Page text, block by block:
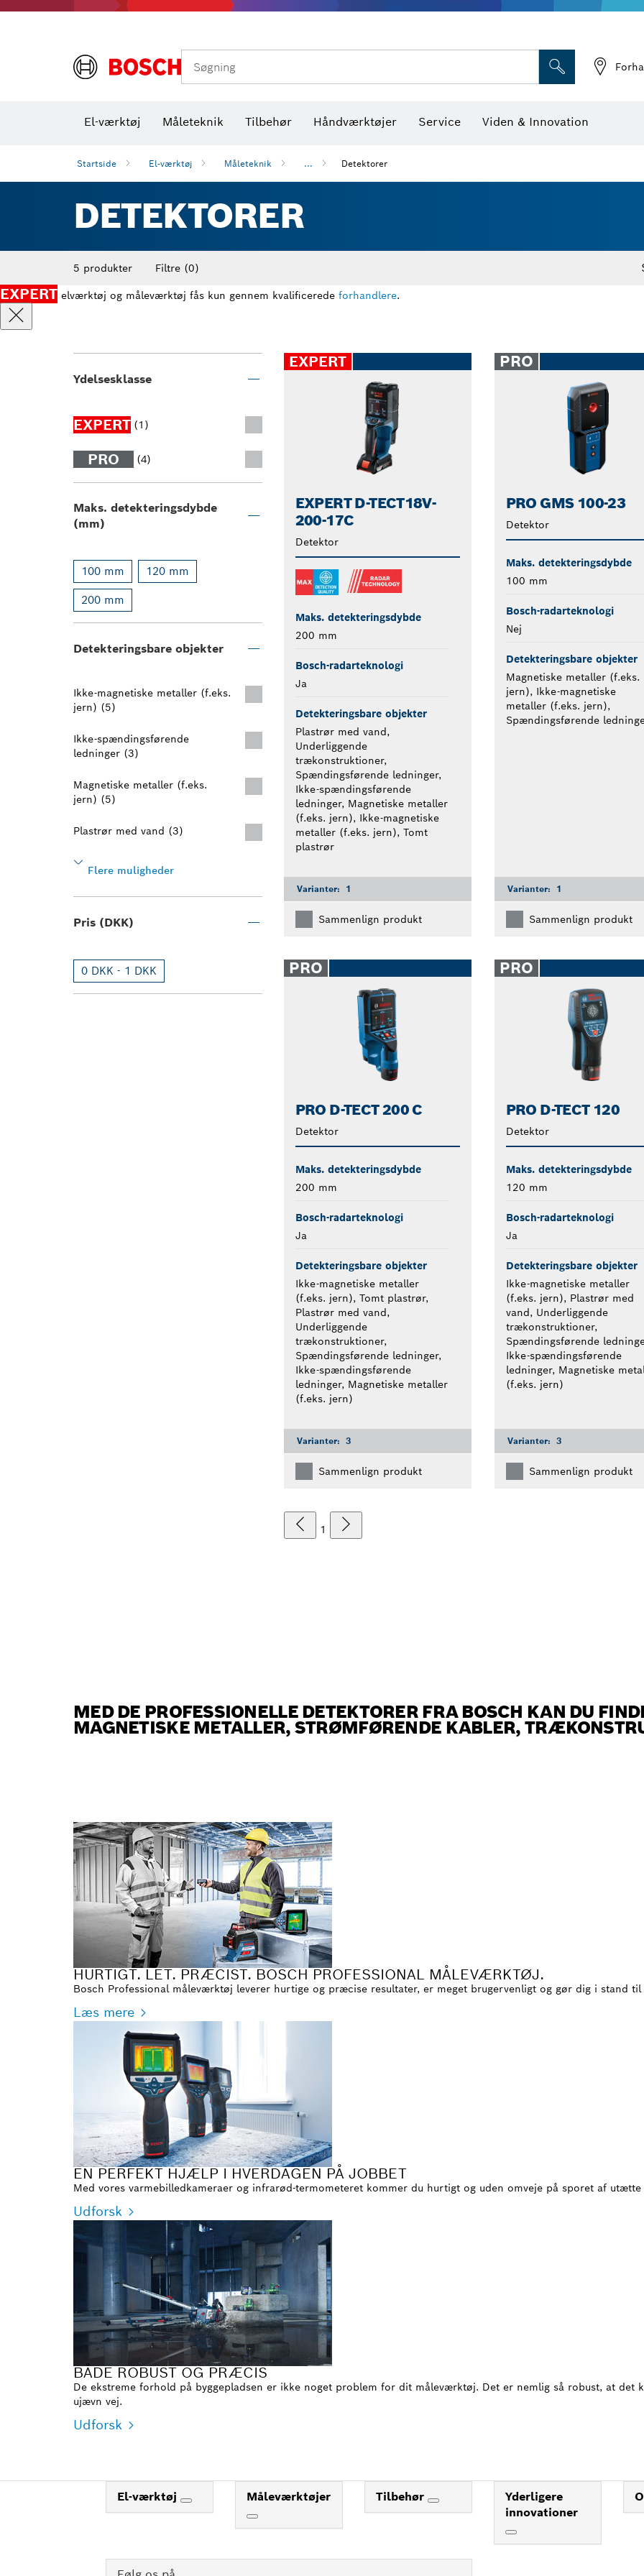
Søgning
El-værktøj Måleteknik Tilbehør Håndværktøjer Service Viden & Innovation
Startside El-værktøj Måleteknik ... Detektorer
DETEKTORER
5 produkter Filtre (0)
EXPERT elværktøj og måleværktøj fås kun gennem kvalificerede forhandlere.
Ydelsesklasse
EXPERT (1)
PRO (4)
Maks. detekteringsdybde
(mm)
100 mm 120 mm
200 mm
Detekteringsbare objekter
Ikke-magnetiske metaller (f.eks.
jern) (5)
Ikke-spændingsførende
ledninger (3)
Magnetiske metaller (f.eks.
jern) (5)
Plastrør med vand (3)
Flere muligheder
Pris (DKK)
0 DKK - 1 DKK
EXPERT
EXPERT D-TECT18V-
200-17C
Detektor
Maks. detekteringsdybde
200 mm
Bosch-radarteknologi
Ja
Detekteringsbare objekter
Plastrør med vand,
Underliggende
trækonstruktioner,
Spændingsførende ledninger,
Ikke-spændingsførende
ledninger, Magnetiske metaller
(f.eks. jern), Ikke-magnetiske
metaller (f.eks. jern), Tomt
plastrør
Varianter: 1
Sammenlign produkt
PRO
PRO GMS 100-23
Detektor
Maks. detekteringsdybde
100 mm
Bosch-radarteknologi
Nej
Detekteringsbare objekter
Magnetiske metaller (f.eks.
jern), Ikke-magnetiske
metaller (f.eks. jern),
Spændingsførende
Varianter: 1
Sammenlign produkt
PRO
PRO D-TECT 200 C
Detektor
Maks. detekteringsdybde
200 mm
Bosch-radarteknologi
Ja
Detekteringsbare objekter
Ikke-magnetiske metaller
(f.eks. jern), Tomt plastrør,
Plastrør med vand,
Underliggende
trækonstruktioner,
Spændingsførende ledninger,
Ikke-spændingsførende
ledninger, Magnetiske metaller
(f.eks. jern)
Varianter: 3
Sammenlign produkt
PRO
PRO D-TECT 120
Detektor
Maks. detekteringsdybde
120 mm
Bosch-radarteknologi
Ja
Detekteringsbare objekter
Ikke-magnetiske metaller
(f.eks. jern), Plastrør med
vand, Underliggende
trækonstruktioner,
Spændingsførende
Ikke-spændingsførende
ledninger, Magnetiske
(f.eks. jern)
Varianter: 3
Sammenlign produkt
1
MED DE PROFESSIONELLE DETEKTORER FRA BOSCH KAN DU
MAGNETISKE METALLER, STRØMFØRENDE KABLER,
HURTIGT. LET. PRÆCIST. BOSCH PROFESSIONAL MÅLEVÆRKTØJ.
Bosch Professional måleværktøj leverer hurtige og præcise resultater, er meget brugervenligt og gør dig i stand
Læs mere
EN PERFEKT HJÆLP I HVERDAGEN PÅ JOBBET
Med vores varmebilledkameraer og infrarød-termometeret kommer du hurtigt og uden omveje på sporet af utætte
Udforsk
BÅDE ROBUST OG PRÆCIS
De ekstreme forhold på byggepladsen er ikke noget problem for dit måleværktøj. Det er nemlig så robust, at det
ujævn vej.
Udforsk
El-værktøj Måleværktøjer Tilbehør
Yderligere
innovationer